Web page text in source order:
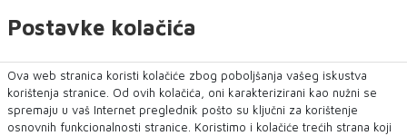
FBiH nema objedinjene podatke o
povučenom i uništenom mesu, prekršaji
Postavke kolačića
Ova web stranica koristi kolačiće zbog poboljšanja vašeg iskustva
korištenja stranice. Od ovih kolačića, oni karakterizirani kao nužni se
spremaju u vaš Internet preglednik pošto su ključni za korištenje
osnovnih funkcionalnosti stranice. Koristimo i kolačiće trećih strana koji